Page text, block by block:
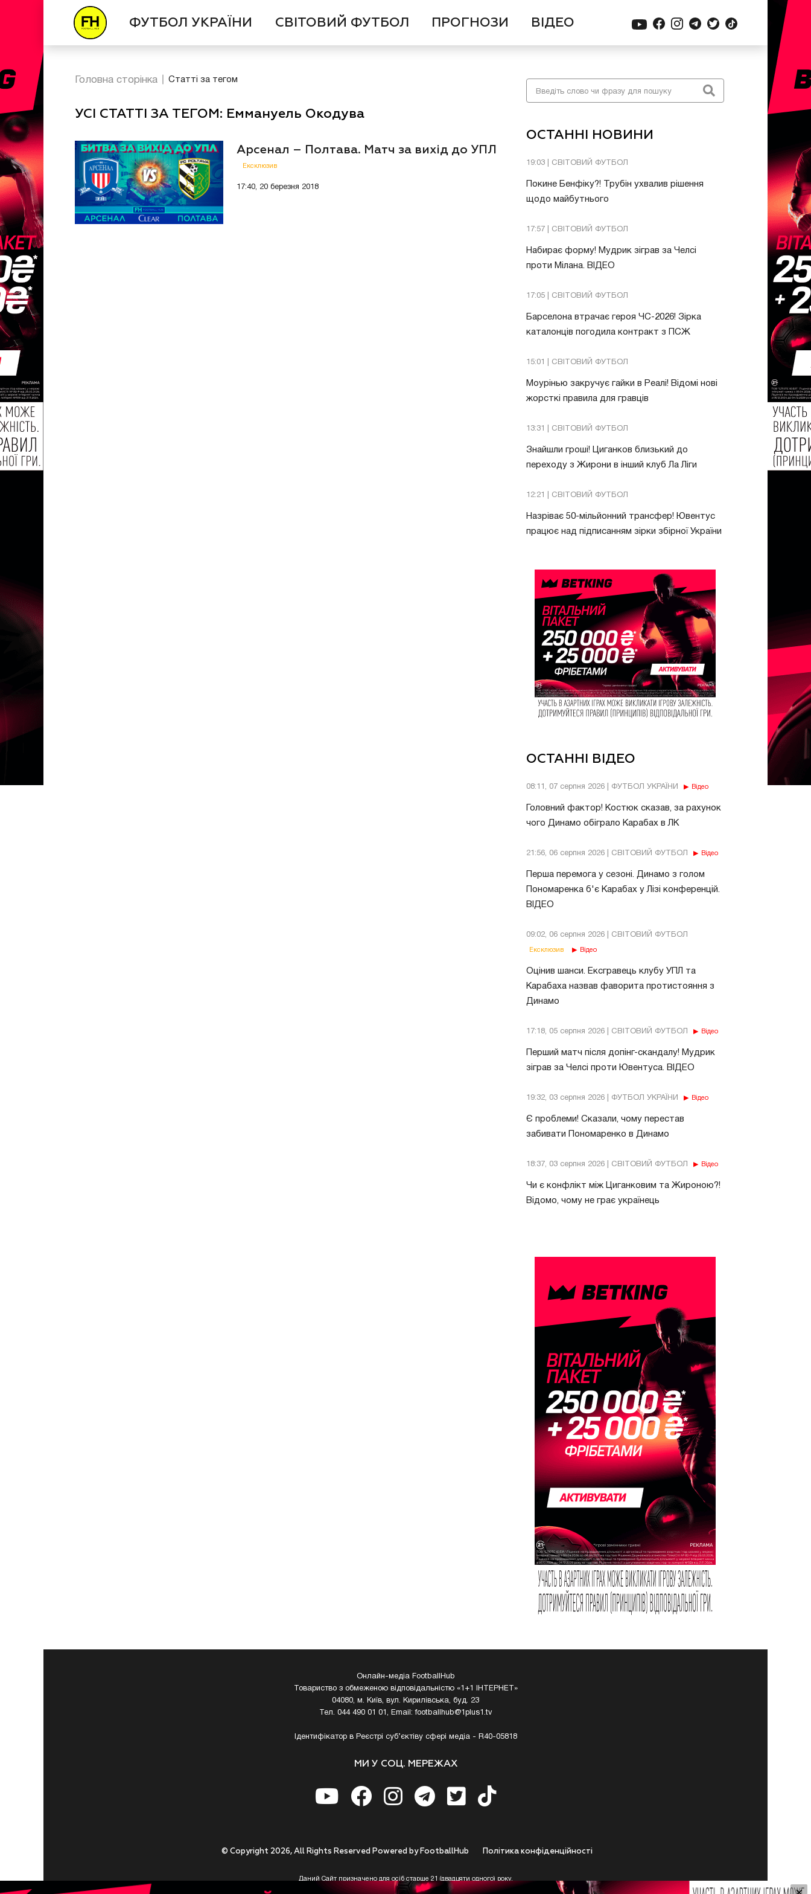
ФУТБОЛ УКРАЇНИ СВІТОВИЙ ФУТБОЛ ПРОГНОЗИ ВІДЕО
ОСТАННІ НОВИНИ
19:03 | СВІТОВИЙ ФУТБОЛ
Покине Бенфіку?! Трубін ухвалив рішення
щодо майбутнього
17:57 | СВІТОВИЙ ФУТБОЛ
Набирає форму! Мудрик зіграв за Челсі
проти Мілана. ВІДЕО
17:05 | СВІТОВИЙ ФУТБОЛ
Барселона втрачає героя ЧС-2026! Зірка
каталонців погодила контракт з ПСЖ
15:01 | СВІТОВИЙ ФУТБОЛ
Моурінью закручує гайки в Реалі! Відомі нові
жорсткі правила для гравців
13:31 | СВІТОВИЙ ФУТБОЛ
Знайшли гроші! Циганков близький до
переходу з Жирони в інший клуб Ла Ліги
12:21 | СВІТОВИЙ ФУТБОЛ
Назріває 50-мільйонний трансфер! Ювентус
працює над підписанням зірки збірної України
ОСТАННІ ВІДЕО
08:11, 07 серпня 2026 | ФУТБОЛ УКРАЇНИ Відео
Головний фактор! Костюк сказав, за рахунок
чого Динамо обіграло Карабах в ЛК
21:56, 06 серпня 2026 | СВІТОВИЙ ФУТБОЛ Відео
Перша перемога у сезоні. Динамо з голом
Пономаренка б'є Карабах у Лізі конференцій.
ВІДЕО
09:02, 06 серпня 2026 | СВІТОВИЙ ФУТБОЛ
Ексклюзив Відео
Оцінив шанси. Ексгравець клубу УПЛ та
Карабаха назвав фаворита протистояння з
Динамо
17:18, 05 серпня 2026 | СВІТОВИЙ ФУТБОЛ Відео
Перший матч після допінг-скандалу! Мудрик
зіграв за Челсі проти Ювентуса. ВІДЕО
19:32, 03 серпня 2026 | ФУТБОЛ УКРАЇНИ Відео
Є проблеми! Сказали, чому перестав
забивати Пономаренко в Динамо
18:37, 03 серпня 2026 | СВІТОВИЙ ФУТБОЛ Відео
Чи є конфлікт між Циганковим та Жироною?!
Відомо, чому не грає українець
Головна сторінка Статті за тегом
УСІ СТАТТІ ЗА ТЕГОМ: Еммануель Окодува
Арсенал – Полтава. Матч за вихід до УПЛ
Ексклюзив
17:40, 20 березня 2018
Онлайн-медіа FootballHub
Товариство з обмеженою відповідальністю «1+1 ІНТЕРНЕТ»
04080, м. Київ, вул. Кирилівська, буд. 23
Тел. 044 490 01 01, Email:footballhub@1plus1.tv
Ідентифікатор в Реєстрі суб’єктіву сфері медіа - R40-05818
МИ У СОЦ. МЕРЕЖАХ
Полiтика конфiденцiйностi
© Copyright 2026, All Rights Reserved Powered by FootballHub
Даний Сайт призначено для осіб старше 21 (двадцяти одного) року.
Приступаючи до використання https://footballhub.ua, Користувач цим підтверджує, що досяг 21-річного віку.